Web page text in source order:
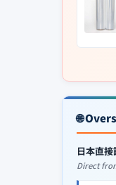
🌐
日本直
Direct